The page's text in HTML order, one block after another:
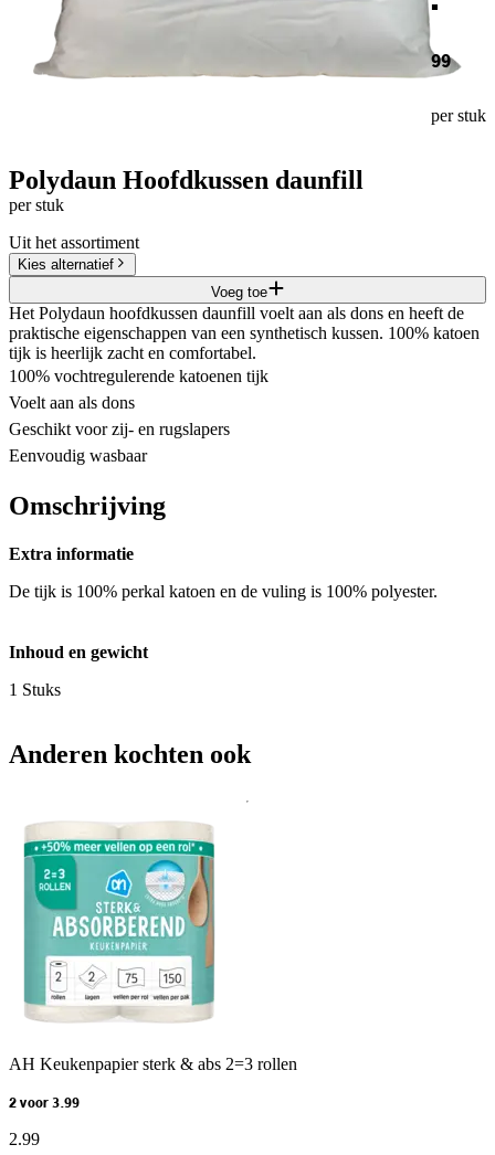
99
per stuk
Polydaun Hoofdkussen daunfill
per stuk
Uit het assortiment
Kies alternatief
Voeg toe
Het Polydaun hoofdkussen daunfill voelt aan als dons en heeft de
praktische eigenschappen van een synthetisch kussen. 100% katoen
tijk is heerlijk zacht en comfortabel.
100% vochtregulerende katoenen tijk
Voelt aan als dons
Geschikt voor zij- en rugslapers
Eenvoudig wasbaar
Omschrijving
Extra informatie
De tijk is 100% perkal katoen en de vuling is 100% polyester.
Inhoud en gewicht
1 Stuks
Anderen kochten ook
AH Keukenpapier sterk & abs 2=3 rollen
2 voor 3.99
2.99